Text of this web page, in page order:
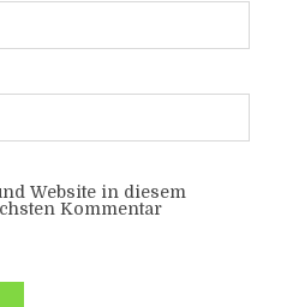
Website in diesem
Kommentar